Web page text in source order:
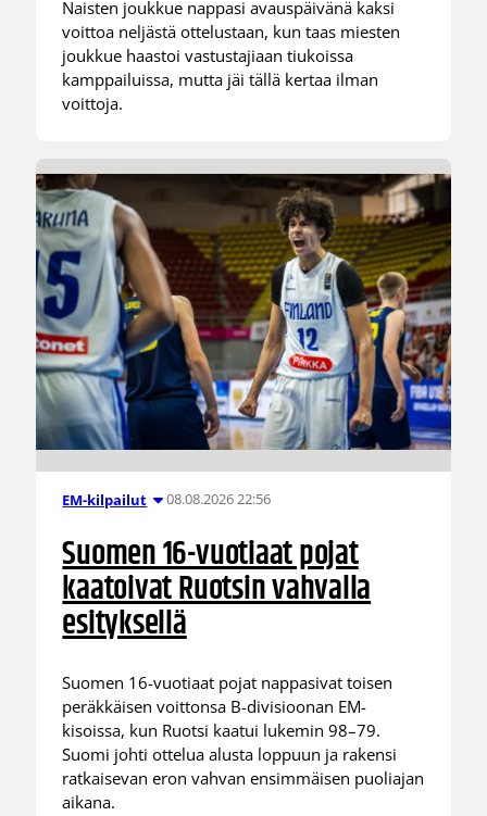
Naisten joukkue nappasi avauspäivänä kaksi
voittoa neljästä ottelustaan, kun taas miesten
joukkue haastoi vastustajiaan tiukoissa
kamppailuissa, mutta jäi tällä kertaa ilman
voittoja.
EM-kilpailut 08.08.2026 22:56
Suomen 16-vuotiaat pojat
kaatoivat Ruotsin vahvalla
esityksellä
Suomen 16-vuotiaat pojat nappasivat toisen
peräkkäisen voittonsa B-divisioonan EM-
kisoissa, kun Ruotsi kaatui lukemin 98–79.
Suomi johti ottelua alusta loppuun ja rakensi
ratkaisevan eron vahvan ensimmäisen puoliajan
aikana.